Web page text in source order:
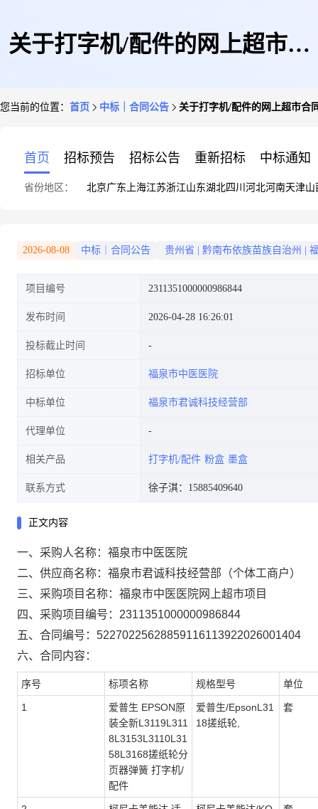
关于打字机/配件的网上超市合
您当前的位置： 首页 中标｜合同公告 关于打字机/配件的网上超市合
首页 招标预告 招标公告 重新招标 中标通知
省份地区： 北京广东 上海江苏浙江山东湖北四川 河北河南天津山
2026-08-08 中标｜合同公告 贵州省 黔南布依族苗族自治州
项目编号 2311351000000986844
发布时间 2026-04-28 16:26:01
投标截止时间
招标单位 福泉市中医医院
中标单位 福泉市君诚科技经营部
代理单位
相关产品 打字机/配件 粉盒 墨盒
联系方式 徐子淇：15885409640
正文内容
一、采购人名称： 福泉市中医医院
二、供应商名称： 福泉市君诚科技经营部（个体工商户）
三、采购项目名称： 福泉市中医医院网上超市项目
四、采购项目编号： 2311351000000986844
五、合同编号： 52270225628859116113922026001404
六、合同内容：
序号 标项名称 规格型号 单位
1
爱普生 EPSON原
装全新L3119L311
8L3153L3110L31
58L3168搓纸轮分
页器弹簧 打字机/
配件
爱普生/EpsonL31
18搓纸轮,
套